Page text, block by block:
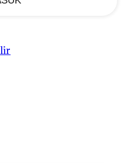
Anda?
sandi anda